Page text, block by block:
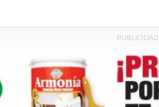
PUBLICIDAD